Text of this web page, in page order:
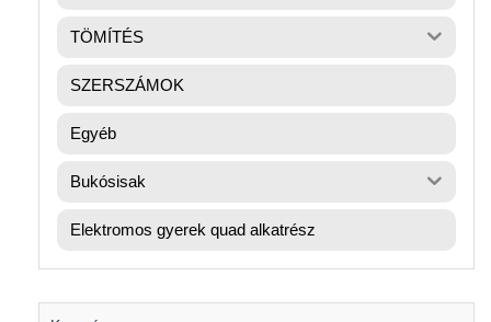
TÖMÍTÉS
SZERSZÁMOK
Egyéb
Bukósisak
Elektromos gyerek quad alkatrész